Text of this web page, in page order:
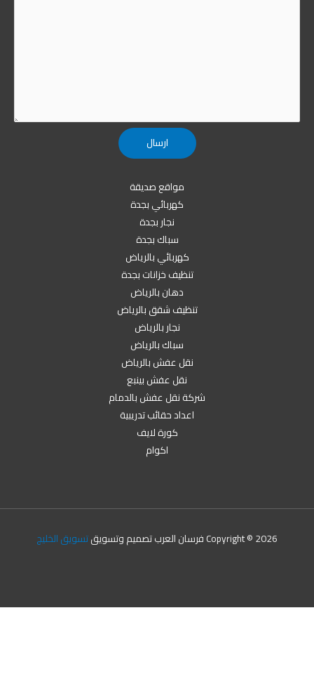
مواقع صديقة
كهربائي بجدة
نجار بجدة
سباك بجدة
كهربائي بالرياض
تنظيف خزانات بجدة
دهان بالرياض
تنظيف شقق بالرياض
نجار بالرياض
سباك بالرياض
نقل عفش بالرياض
نقل عفش بينبع
شركة نقل عفش بالدمام
اعداد حقائب تدريبية
كورة لايف
Copyright © 2026 فرسان العرب تصميم وتسويق تسويق الخليج